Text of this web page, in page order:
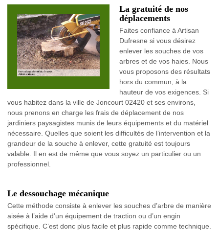
La gratuité de nos
déplacements
Faites confiance à Artisan
Dufresne si vous désirez
enlever les souches de vos
arbres et de vos haies. Nous
vous proposons des résultats
hors du commun, à la
hauteur de vos exigences. Si
vous habitez dans la ville de Joncourt 02420 et ses environs,
nous prenons en charge les frais de déplacement de nos
jardiniers paysagistes munis de leurs équipements et du matériel
nécessaire. Quelles que soient les difficultés de l’intervention et la
grandeur de la souche à enlever, cette gratuité est toujours
valable. Il en est de même que vous soyez un particulier ou un
professionnel.
Le dessouchage mécanique
Cette méthode consiste à enlever les souches d’arbre de manière
aisée à l’aide d’un équipement de traction ou d’un engin
spécifique. C’est donc plus facile et plus rapide comme technique.